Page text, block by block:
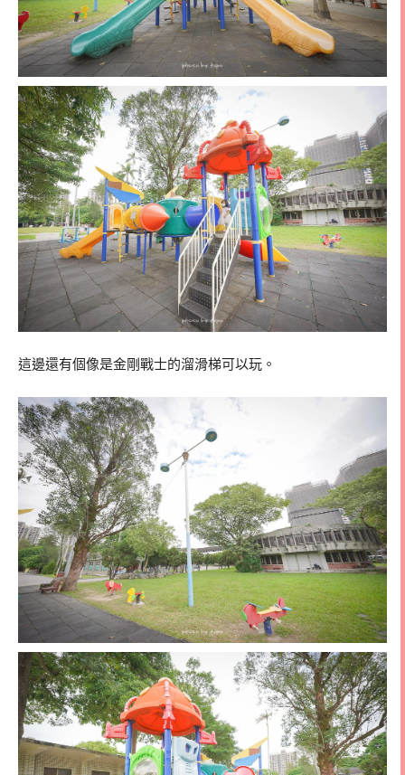
這邊還有個像是金剛戰士的溜滑梯可以玩。